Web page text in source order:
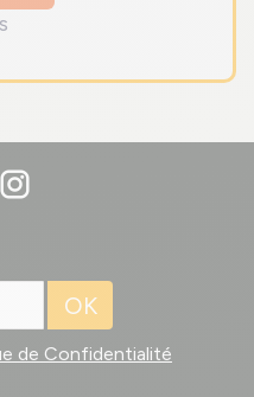
OK
de Confidentialité